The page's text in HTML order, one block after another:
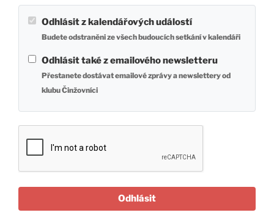
Odhlásit z kalendářových událostí
Budete odstraněni ze všech budoucích setkání v kalendáři
Odhlásit také z emailového newsletteru
Přestanete dostávat emailové zprávy a newslettery od
klubu Činžovníci
Odhlásit